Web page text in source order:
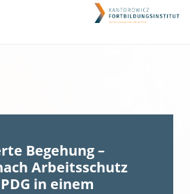
Begehung –
Arbeitsschutz
in einem